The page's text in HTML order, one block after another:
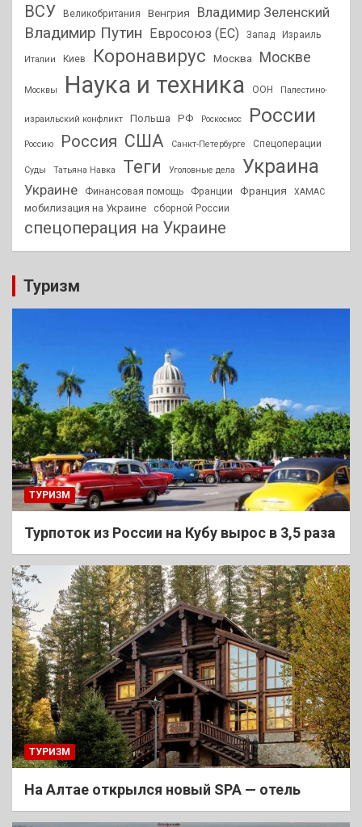
ВСУ Великобритания Венгрия Владимир Зеленский
Владимир Путин Евросоюз (ЕС) Запад Израиль
Италии Киев Коронавирус Москва Москве
Москвы Наука и техника ООН Палестино-
израильский конфликт Польша РФ Роскосмос России
Россию Россия США Санкт-Петербурге Спецоперации
Суды Татьяна Навка Теги Уголовные дела Украина
Украине Финансовая помощь Франции Франция ХАМАС
мобилизация на Украине сборной России
спецоперация на Украине
Туризм
ТУРИЗМ
Турпоток из России на Кубу вырос в 3,5 раза
ТУРИЗМ
На Алтае открылся новый SPA — отель